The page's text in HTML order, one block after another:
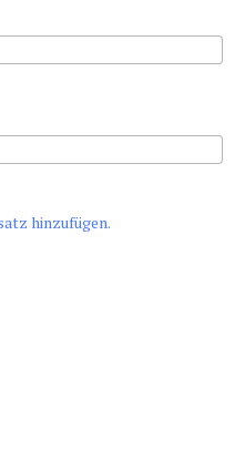
hinzufügen.